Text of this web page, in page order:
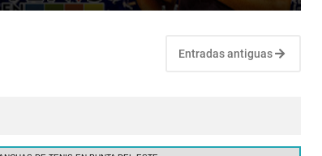
Entradas antiguas